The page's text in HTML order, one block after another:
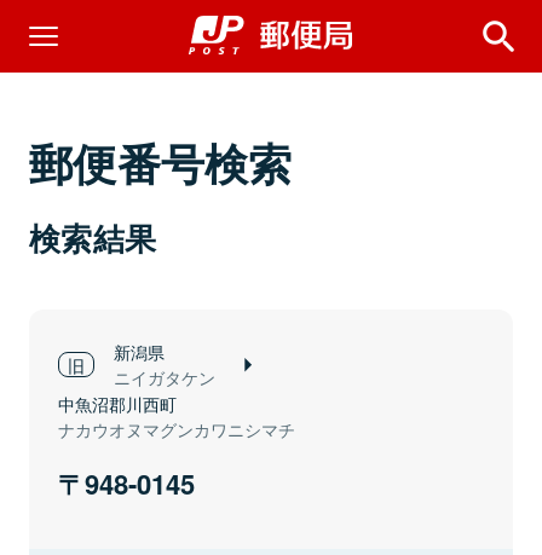
郵便番号検索
検索結果
新潟県
ニイガタケン
中魚沼郡川西町
ナカウオヌマグンカワニシマチ
948-0145